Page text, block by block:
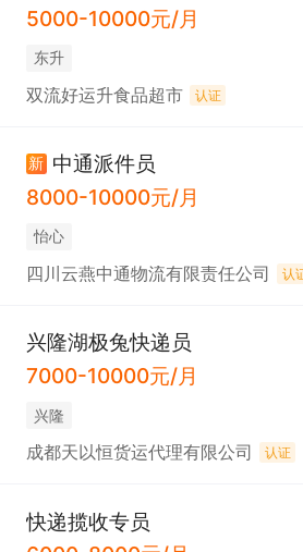
5000-10000元/月
东升
双流好运升食品超市 认证
新 中通派件员
8000-10000元/月
怡心
四川云燕中通物流有限责任公司 认
兴隆湖极兔快递员
7000-10000元/月
兴隆
成都天以恒货运代理有限公司 认证
快递揽收专员